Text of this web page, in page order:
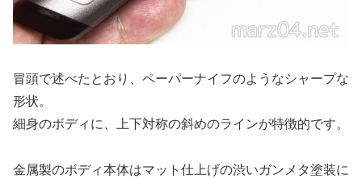
冒頭で述べたとおり、ペーパーナイフのようなシャープな
形状。
細身のボディに、上下対称の斜めのラインが特徴的です。
金属製のボディ本体はマット仕上げの渋いガンメタ塗装に